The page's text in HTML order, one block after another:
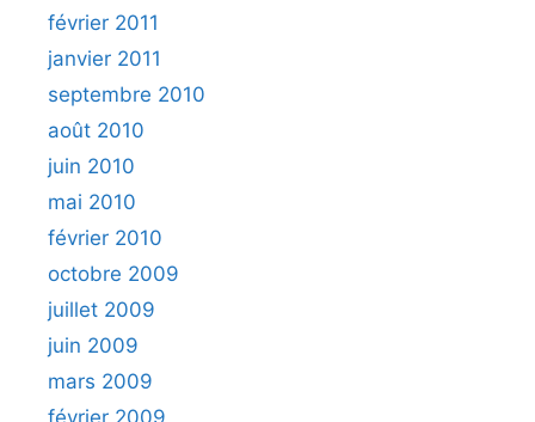
février 2011
janvier 2011
septembre 2010
août 2010
juin 2010
mai 2010
février 2010
octobre 2009
juillet 2009
juin 2009
mars 2009
février 2009